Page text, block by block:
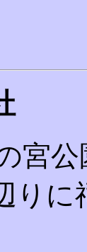
宮公
りに